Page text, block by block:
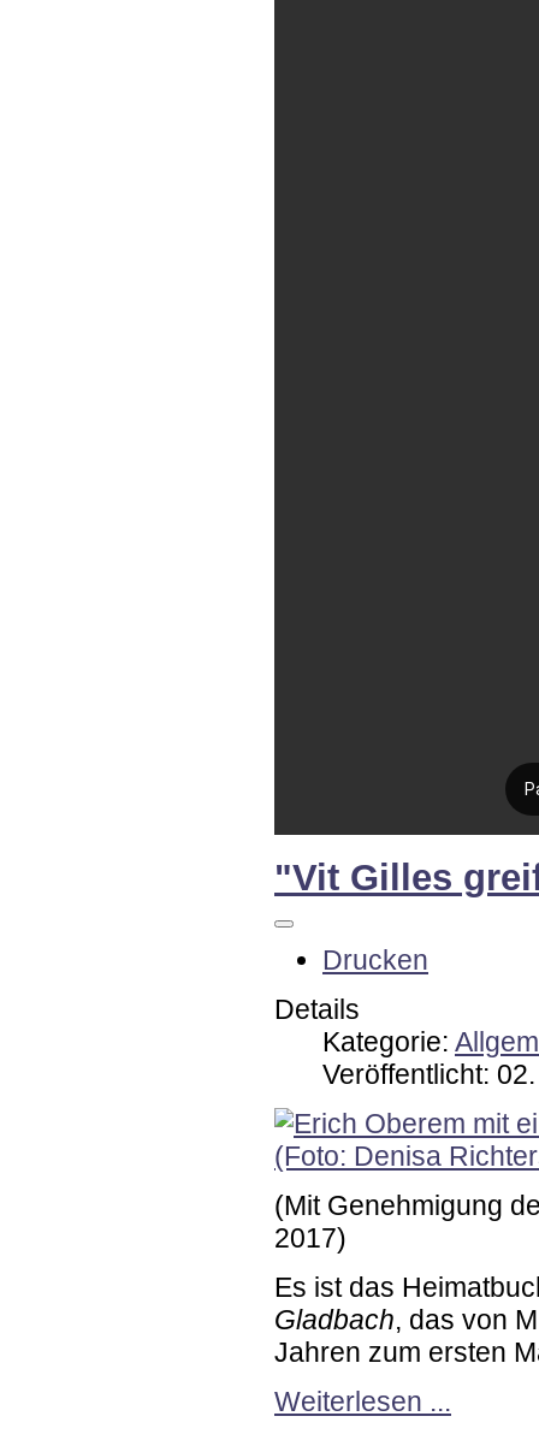
"Vit Gilles
Drucken
Details
Kategorie:
Veröffentlicht:
(Mit Genehmigung
2017)
Es ist das
Gladbach, das von
Jahren zum ersten
Weiterlesen ...